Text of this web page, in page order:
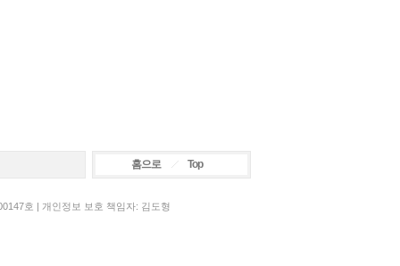
홈으로 Top
호 | 개인정보 보호 책임자: 김도형